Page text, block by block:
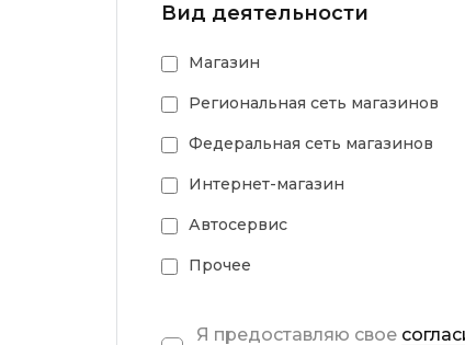
Вид деятельности
Магазин
Региональная сеть магазинов
Федеральная сеть магазинов
Интернет-магазин
Автосервис
Прочее
Я предоставляю свое